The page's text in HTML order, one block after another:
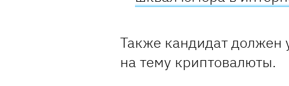
Также кандидат должен
на тему криптовалюты.